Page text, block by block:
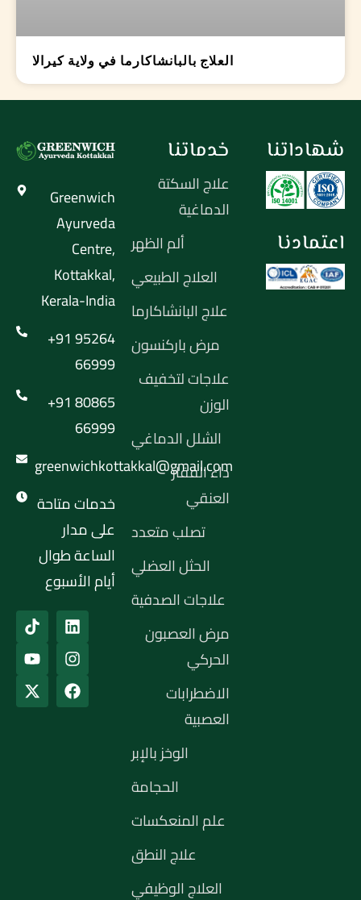
العلاج بالبانشاكارما في ولاية كيرالا
خدماتنا
علاج السكتة
الدماغية
ألم الظهر
العلاج الطبيعي
علاج البانشاكارما
مرض باركنسون
علاجات لتخفيف
الوزن
الشلل الدماغي
داء الفقار
العنقي
تصلب متعدد
الحثل العضلي
علاجات الصدفية
مرض العصبون
الحركي
الاضطرابات
العصبية
الوخز بالإبر
الحجامة
علم المنعكسات
علاج النطق
العلاج الوظيفي
شهاداتنا
اعتمادنا
Greenwich
Ayurveda
Centre,
Kottakkal,
Kerala-India
+91 95264
66999
+91 80865
66999
greenwichkottakkal@gmail.com
خدمات متاحة
على مدار
الساعة طوال
أيام الأسبوع